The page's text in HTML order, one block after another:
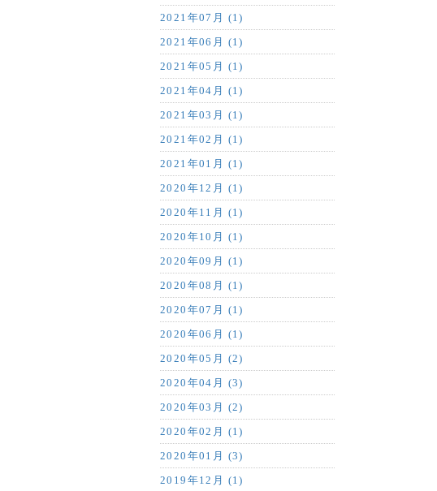
2021年07月 (1)
2021年06月 (1)
2021年05月 (1)
2021年04月 (1)
2021年03月 (1)
2021年02月 (1)
2021年01月 (1)
2020年12月 (1)
2020年11月 (1)
2020年10月 (1)
2020年09月 (1)
2020年08月 (1)
2020年07月 (1)
2020年06月 (1)
2020年05月 (2)
2020年04月 (3)
2020年03月 (2)
2020年02月 (1)
2020年01月 (3)
2019年12月 (1)